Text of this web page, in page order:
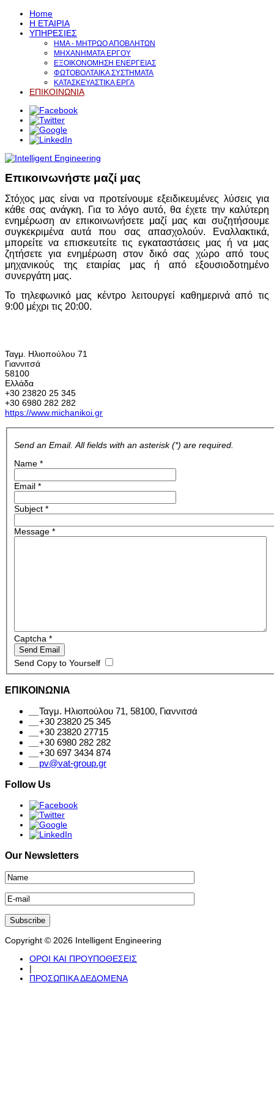
Home
Η ΕΤΑΙΡΙΑ
ΥΠΗΡΕΣΙΕΣ
ΗΜΑ - ΜΗΤΡΩΟ ΑΠΟΒΛΗΤΩΝ
ΜΗΧΑΝΗΜΑΤΑ ΕΡΓΟΥ
ΕΞΟΙΚΟΝΟΜΗΣΗ ΕΝΕΡΓΕΙΑΣ
ΦΩΤΟΒΟΛΤΑΙΚΑ ΣΥΣΤΗΜΑΤΑ
ΚΑΤΑΣΚΕΥΑΣΤΙΚΑ ΕΡΓΑ
ΕΠΙΚΟΙΝΩΝΙΑ
Επικοινωνήστε μαζί μας
Στόχος μας είναι να προτείνουμε εξειδικευμένες λύσεις για
κάθε σας ανάγκη. Για το λόγο αυτό, θα έχετε την καλύτερη
ενημέρωση αν επικοινωνήσετε μαζί μας και συζητήσουμε
συγκεκριμένα αυτά που σας απασχολούν. Εναλλακτικά,
μπορείτε να επισκευτείτε τις εγκαταστάσεις μας ή να μας
ζητήσετε για ενημέρωση στον δικό σας χώρο από τους
μηχανικούς της εταιρίας μας ή από εξουσιοδοτημένο
συνεργάτη μας.
Το τηλεφωνικό μας κέντρο λειτουργεί καθημερινά από τις
9:00 μέχρι τις 20:00.
Ταγμ. Ηλιοπούλου 71
Γιαννιτσά
58100
Ελλάδα
+30 23820 25 345
+30 6980 282 282
https://www.michanikoi.gr
Send an Email. All fields with an asterisk (*) are required.
Name*
Email*
Subject*
Message*
Captcha *
Send Email
Send Copy to Yourself
ΕΠΙΚΟΙΝΩΝΙΑ
Ταγμ. Ηλιοπούλου 71, 58100, Γιαννιτσά
+30 23820 25 345
+30 23820 27715
+30 6980 282 282
+30 697 3434 874
pv@vat-group.gr
Follow Us
Our Newsletters
Copyright © 2026 Intelligent Engineering
ΟΡΟΙ ΚΑΙ ΠΡΟΥΠΟΘΕΣΕΙΣ
|
ΠΡΟΣΩΠΙΚΑ ΔΕΔΟΜΕΝΑ